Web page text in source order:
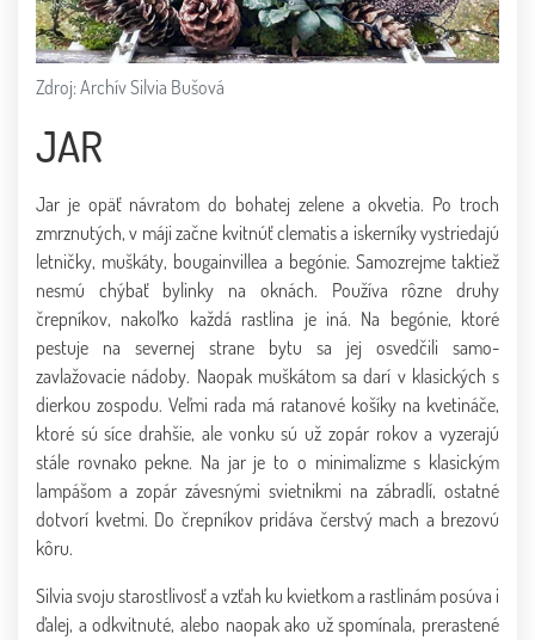
Zdroj: Archív Silvia Bušová
JAR
Jar je opäť návratom do bohatej zelene a okvetia. Po troch
zmrznutých, v máji začne kvitnúť clematis a iskerníky vystriedajú
letničky, muškáty, bougainvillea a begónie. Samozrejme taktiež
nesmú chýbať bylinky na oknách. Používa rôzne druhy
črepníkov, nakoľko každá rastlina je iná. Na begónie, ktoré
pestuje na severnej strane bytu sa jej osvedčili samo-
zavlažovacie nádoby. Naopak muškátom sa darí v klasických s
dierkou zospodu. Veľmi rada má ratanové košíky na kvetináče,
ktoré sú síce drahšie, ale vonku sú už zopár rokov a vyzerajú
stále rovnako pekne. Na jar je to o minimalizme s klasickým
lampášom a zopár závesnými svietnikmi na zábradlí, ostatné
dotvorí kvetmi. Do črepníkov pridáva čerstvý mach a brezovú
kôru.
Silvia svoju starostlivosť a vzťah ku kvietkom a rastlinám posúva i
ďalej, a odkvitnuté, alebo naopak ako už spomínala, prerastené